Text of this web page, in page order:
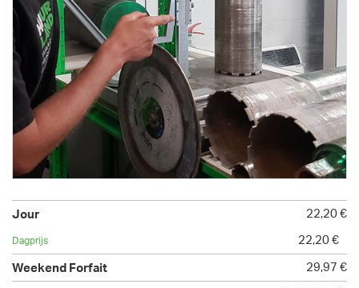
22,20 €
22,20 €
29,97 €